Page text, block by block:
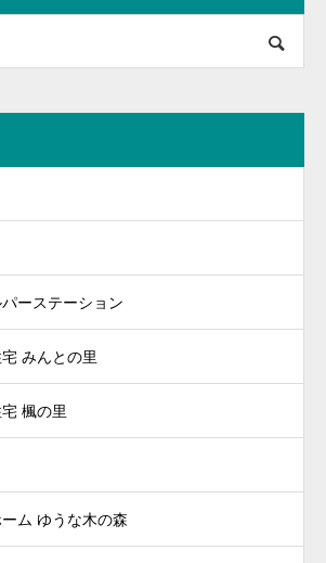
ーステーション
みんとの里
楓の里
ム ゆうな木の森